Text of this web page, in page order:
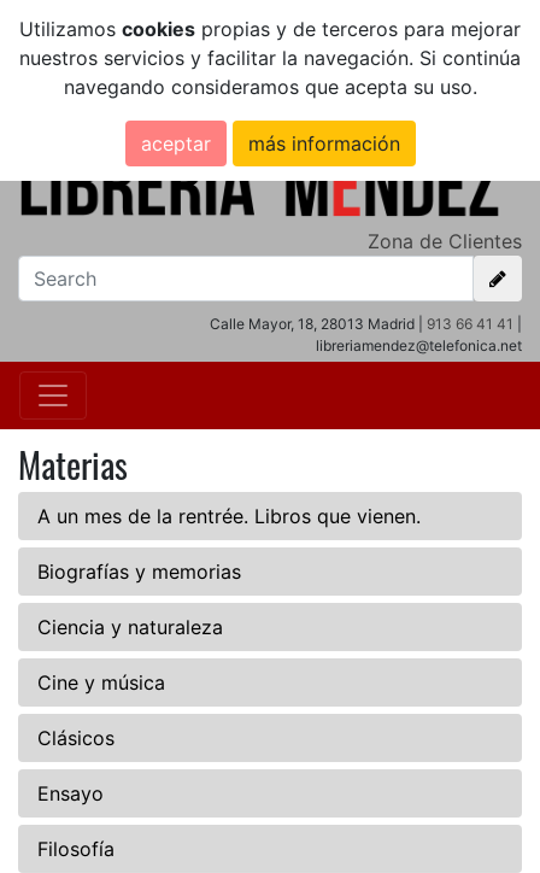
Utilizamos cookies propias y de terceros para mejorar
nuestros servicios y facilitar la navegación. Si continúa
navegando consideramos que acepta su uso.
aceptar más información
Zona de Clientes
Calle Mayor, 18, 28013 Madrid | 913 66 41 41
libreriamendez@telefonica.net
Materias
A un mes de la rentrée. Libros que vienen.
Biografías y memorias
Ciencia y naturaleza
Cine y música
Clásicos
Ensayo
Filosofía